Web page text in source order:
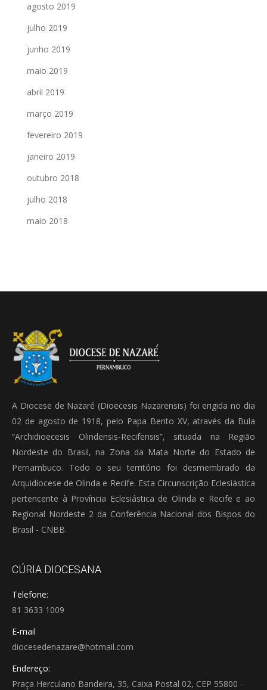
agosto 2019
julho 2019
junho 2019
maio 2019
abril 2019
março 2019
fevereiro 2019
janeiro 2019
outubro 2018
julho 2018
maio 2018
A Diocese de Nazaré (Dioecesis Nazarensis) foi erigida no dia
02 de agosto de 1918, pelo Papa Bento XV, através da Bula
“Archidioecesis Olindensis-Recifensis”, situada na Região
Nordeste do Brasil, na Zona da Mata Norte do Estado de
Pernambuco. Todo o seu território foi desmembrado da
Arquidiocese de Olinda e Recife. Esta Circunscrição Eclesiástica
pertencente à Província Eclesiástica de Olinda e Recife e ao
Regional Nordeste 2 da Conferência Nacional dos Bispos do
Brasil - CNBB.
CÚRIA DIOCESANA
Telefone:
81 3633 1009
E-mail
diocesedenazare@hotmail.com
Endereço:
Praça Herculano Bandeira, 35, Caixa Postal 02, CEP 55800 -